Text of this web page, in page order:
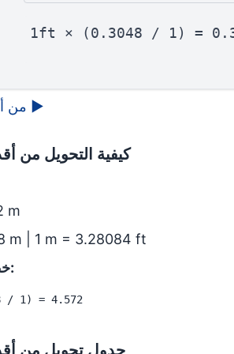
1ft × (0.3048 / 1) =
من ▶
كيفية التحويل من
m
m | 1 m = 3.28084 ft
خطوات التحويل:
/ 1) = 4.572
جدول تحويل من